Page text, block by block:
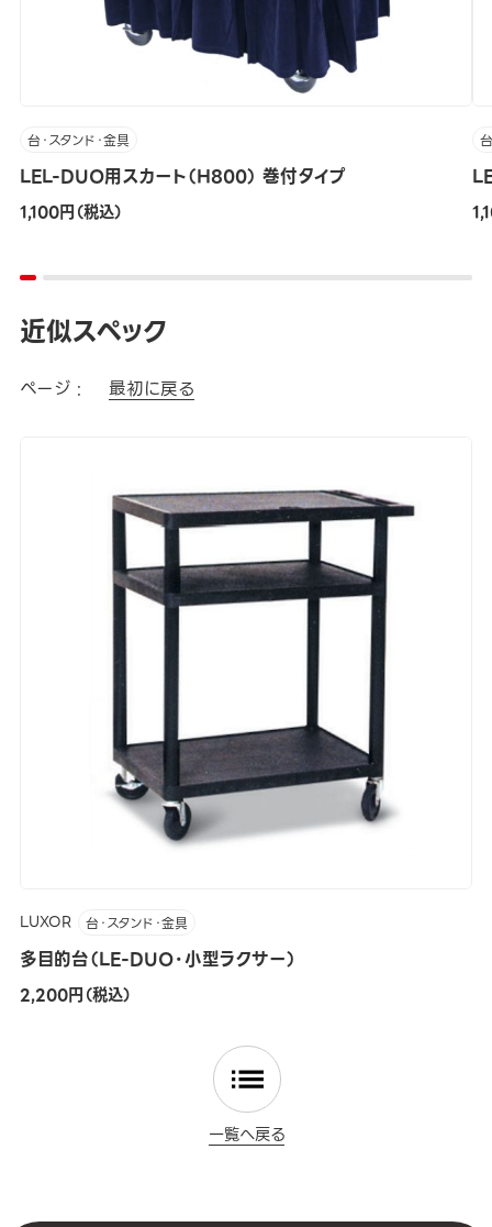
台・スタンド・金具
LEL-DUO用スカート（H800） 巻付タイプ
1,100円（税込）
近似スペック
ページ : 最初に戻る
LUXOR 台・スタンド・金具
多目的台（LE-DUO・小型ラクサー）
2,200円（税込）
一覧へ戻る